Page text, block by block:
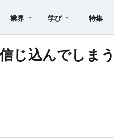
業界 学び 特集
じ込んでしま